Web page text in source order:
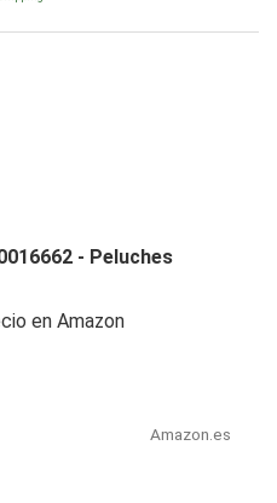
- Peluches
en Amazon
Amazon.es